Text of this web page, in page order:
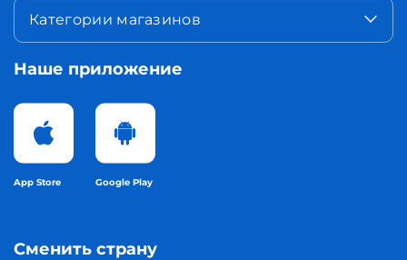
Категории магазинов
Наше приложение
App Store Google Play
Сменить страну